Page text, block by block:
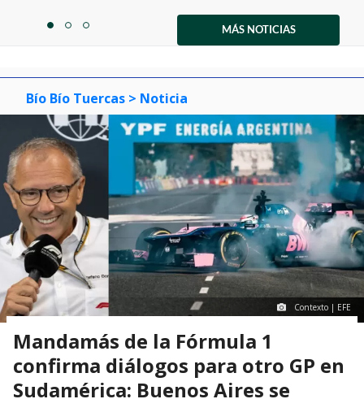
itemitemitem
MÁS NOTICIAS
Bío Bío Tuercas > Noticia
Contexto | EFE
Mandamás de la Fórmula 1
confirma diálogos para otro GP en
Sudamérica: Buenos Aires se